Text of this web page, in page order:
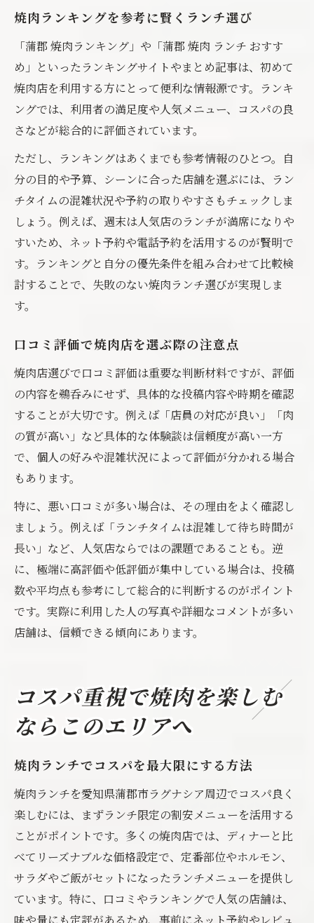
焼肉ランキングを参考に賢くランチ選び
「蒲郡 焼肉ランキング」や「蒲郡 焼肉 ランチ おすす
め」といったランキングサイトやまとめ記事は、初めて
焼肉店を利用する方にとって便利な情報源です。ランキ
ングでは、利用者の満足度や人気メニュー、コスパの良
さなどが総合的に評価されています。
ただし、ランキングはあくまでも参考情報のひとつ。自
分の目的や予算、シーンに合った店舗を選ぶには、ラン
チタイムの混雑状況や予約の取りやすさもチェックしま
しょう。例えば、週末は人気店のランチが満席になりや
すいため、ネット予約や電話予約を活用するのが賢明で
す。ランキングと自分の優先条件を組み合わせて比較検
討することで、失敗のない焼肉ランチ選びが実現しま
す。
口コミ評価で焼肉店を選ぶ際の注意点
焼肉店選びで口コミ評価は重要な判断材料ですが、評価
の内容を鵜呑みにせず、具体的な投稿内容や時期を確認
することが大切です。例えば「店員の対応が良い」「肉
の質が高い」など具体的な体験談は信頼度が高い一方
で、個人の好みや混雑状況によって評価が分かれる場合
もあります。
特に、悪い口コミが多い場合は、その理由をよく確認し
ましょう。例えば「ランチタイムは混雑して待ち時間が
長い」など、人気店ならではの課題であることも。逆
に、極端に高評価や低評価が集中している場合は、投稿
数や平均点も参考にして総合的に判断するのがポイント
です。実際に利用した人の写真や詳細なコメントが多い
店舗は、信頼できる傾向にあります。
コスパ重視で焼肉を楽しむ
ならこのエリアへ
焼肉ランチでコスパを最大限にする方法
焼肉ランチを愛知県蒲郡市ラグナシア周辺でコスパ良く
楽しむには、まずランチ限定の割安メニューを活用する
ことがポイントです。多くの焼肉店では、ディナーと比
べてリーズナブルな価格設定で、定番部位やホルモン、
サラダやご飯がセットになったランチメニューを提供し
ています。特に、口コミやランキングで人気の店舗は、